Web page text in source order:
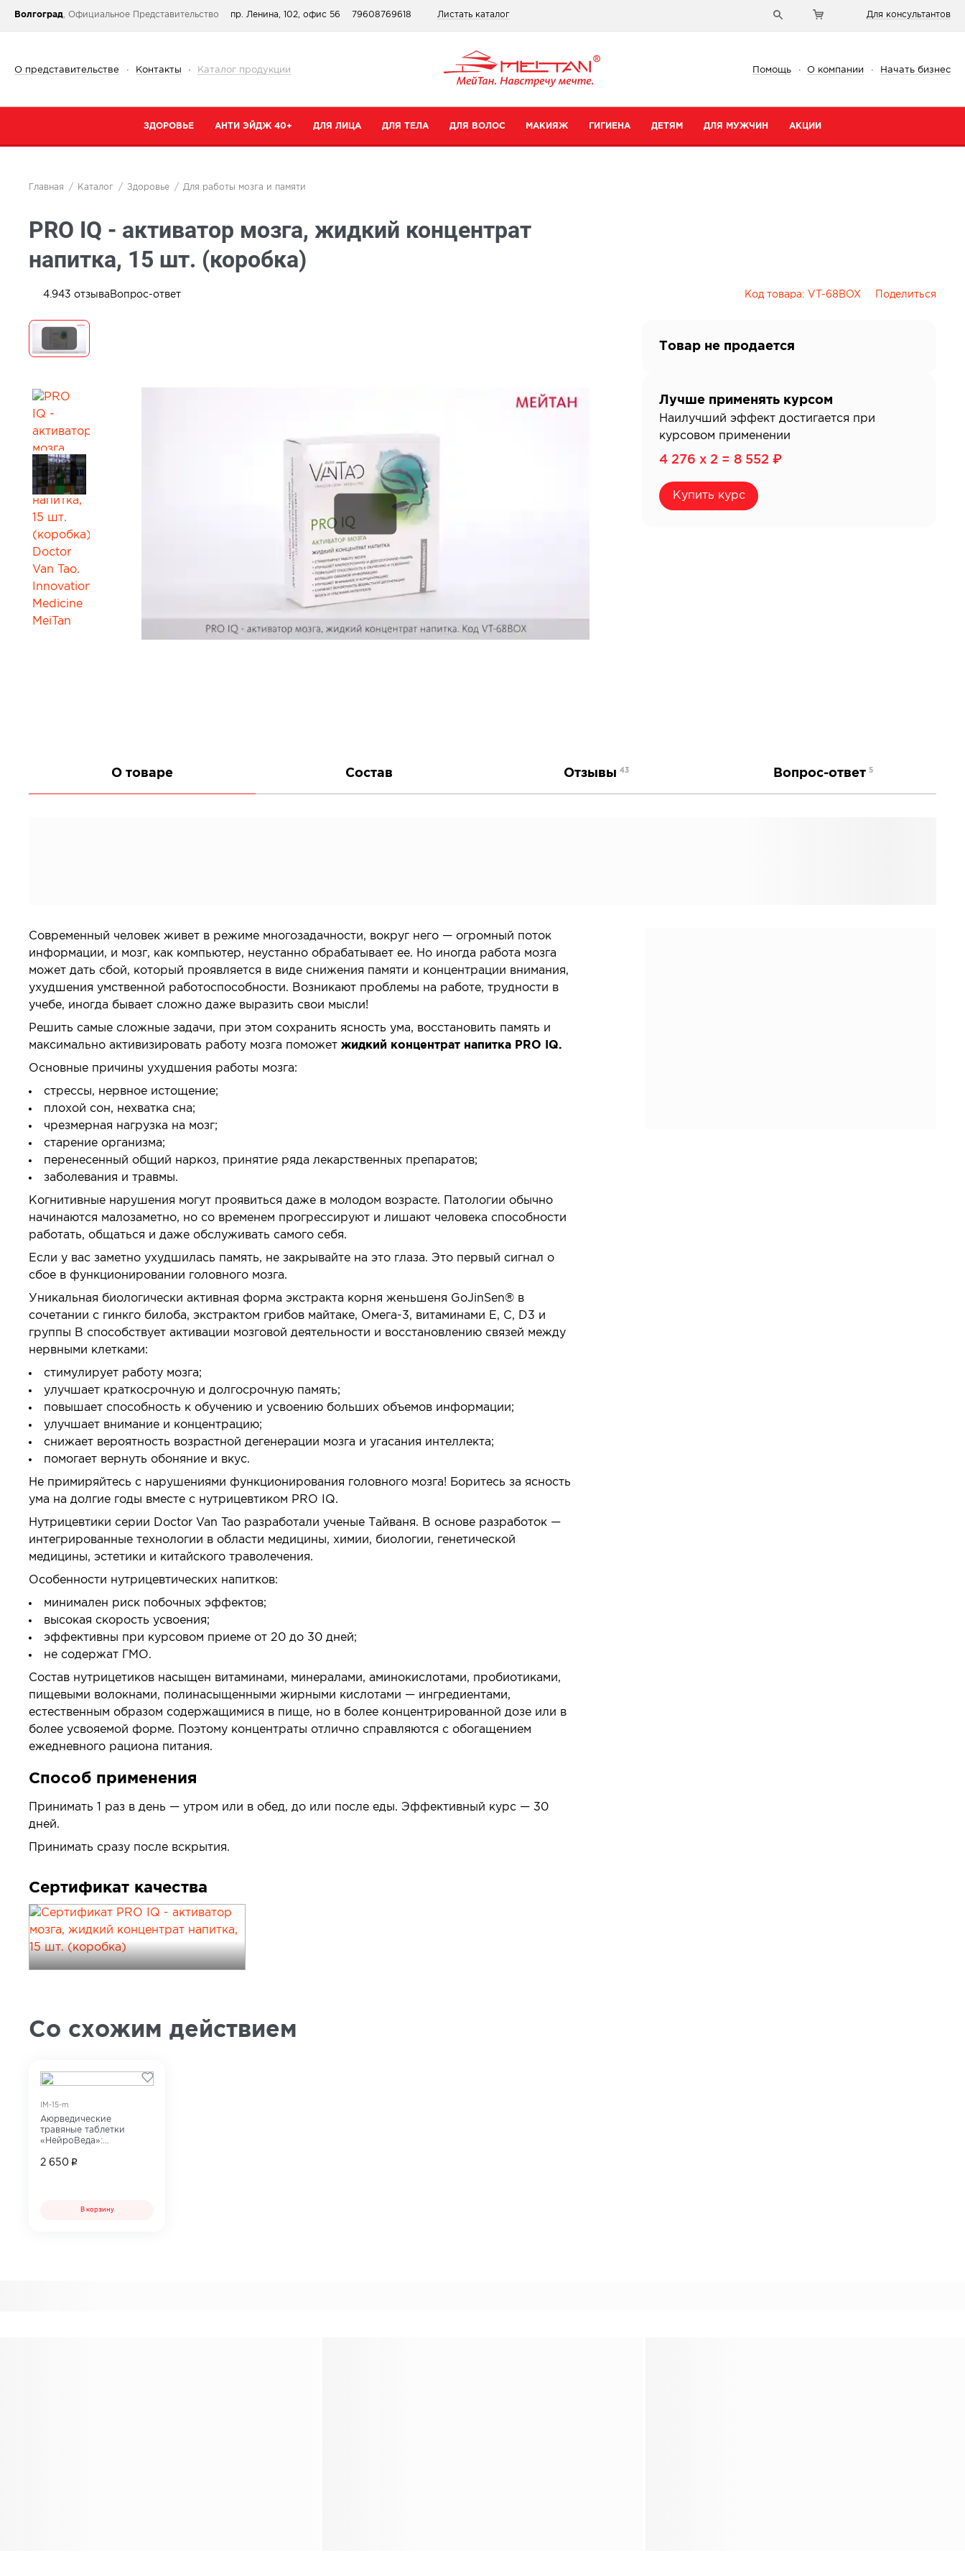
Волгоград , Официальное Представительство пр. Ленина, 102, офис 56 79608769618 Листать каталог Для консультантов
О представительстве · Контакты · Каталог продукции Помощь · О компании · Начать бизнес
ЗДОРОВЬЕ
Категории
Тонизирующие и общеукрепляющие
От паразитов
Для сердца и сосудов
Для коррекции веса
Активное долголетие
Для кожи, волос и ногтей
Для женского здоровья
Для мужского здоровья
Для детского здоровья
Для пищеварения и обмена веществ
При диабете
Для мочеполовой системы
Сопутствующие товары
АНТИ ЭЙДЖ 40+ ДЛЯ ЛИЦА
Категории
Кремы
Специальный уход
ДЛЯ ТЕЛА
Кремы для тела
ДЛЯ ВОЛОС
Бальзамы
МАКИЯЖ
Для глаз
ГИГИЕНА
Для интимной гигиены
ДЕТЯМ ДЛЯ МУЖЧИН АКЦИИ
Главная Каталог Здоровье Для работы мозга и памяти
PRO IQ - активатор мозга, жидкий концентрат
напитка, 15 шт. (коробка)
4.943 отзыва Вопрос-ответ Код товара: VT-68BOX Поделиться
Товар не продается
Лучше применять курсом
Наилучший эффект достигается при
курсовом применении
4 276 x 2 = 8 552 ₽
Купить курс
О товаре Состав Отзывы 43 Вопрос-ответ 5
Современный человек живет в режиме многозадачности, вокруг него — огромный поток
информации, и мозг, как компьютер, неустанно обрабатывает ее. Но иногда работа мозга
может дать сбой, который проявляется в виде снижения памяти и концентрации внимания,
ухудшения умственной работоспособности. Возникают проблемы на работе, трудности в
учебе, иногда бывает сложно даже выразить свои мысли!
Решить самые сложные задачи, при этом сохранить ясность ума, восстановить память и
максимально активизировать работу мозга поможет жидкий концентрат напитка PRO IQ.
Основные причины ухудшения работы мозга:
стрессы, нервное истощение;
плохой сон, нехватка сна;
чрезмерная нагрузка на мозг;
старение организма;
перенесенный общий наркоз, принятие ряда лекарственных препаратов;
заболевания и травмы.
Когнитивные нарушения могут проявиться даже в молодом возрасте. Патологии обычно
начинаются малозаметно, но со временем прогрессируют и лишают человека способности
работать, общаться и даже обслуживать самого себя.
Если у вас заметно ухудшилась память, не закрывайте на это глаза. Это первый сигнал о
сбое в функционировании головного мозга.
Уникальная биологически активная форма экстракта корня женьшеня GoJinSen® в
сочетании с гинкго билоба, экстрактом грибов майтаке, Омега-3, витаминами Е, С, D3 и
группы В способствует активации мозговой деятельности и восстановлению связей между
нервными клетками:
стимулирует работу мозга;
улучшает краткосрочную и долгосрочную память;
повышает способность к обучению и усвоению больших объемов информации;
улучшает внимание и концентрацию;
снижает вероятность возрастной дегенерации мозга и угасания интеллекта;
помогает вернуть обоняние и вкус.
Не примиряйтесь с нарушениями функционирования головного мозга! Боритесь за ясность
ума на долгие годы вместе с нутрицевтиком PRO IQ.
Нутрицевтики серии Doctor Van Tao разработали ученые Тайваня. В основе разработок —
интегрированные технологии в области медицины, химии, биологии, генетической
медицины, эстетики и китайского траволечения.
Особенности нутрицевтических напитков:
минимален риск побочных эффектов;
высокая скорость усвоения;
эффективны при курсовом приеме от 20 до 30 дней;
не содержат ГМО.
Состав нутрицетиков насыщен витаминами, минералами, аминокислотами, пробиотиками,
пищевыми волокнами, полинасыщенными жирными кислотами — ингредиентами,
естественным образом содержащимися в пище, но в более концентрированной дозе или в
более усвояемой форме. Поэтому концентраты отлично справляются с обогащением
ежедневного рациона питания.
Способ применения
Принимать 1 раз в день — утром или в обед, до или после еды. Эффективный курс — 30
дней.
Принимать сразу после вскрытия.
Сертификат качества
Со схожим действием
IM-15-m
Аюрведические
травяные таблетки
«НейроВеда»:
работоспособность
2 650
В корзину